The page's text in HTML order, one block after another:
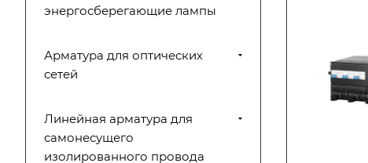
энергосберегающие лампы
Арматура для оптических
сетей
Линейная арматура для
самонесущего
изолированного провода